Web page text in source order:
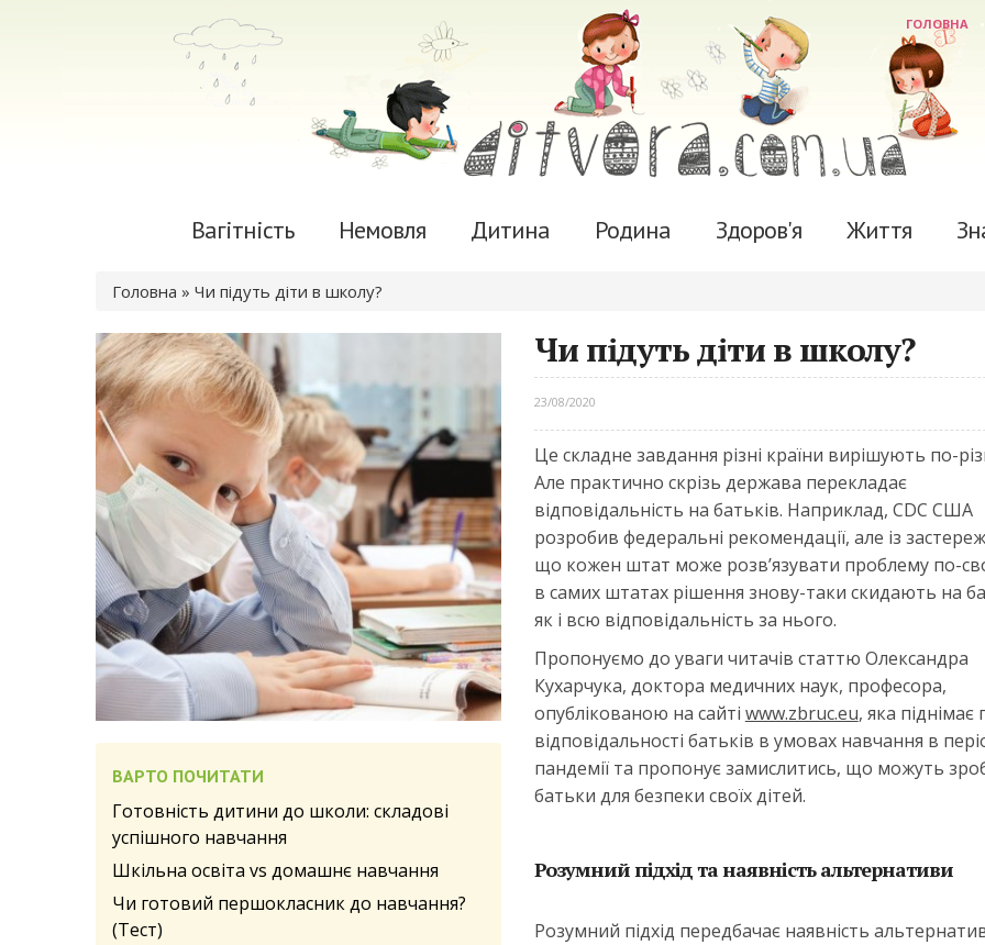
ГОЛОВНА
Вагітність Немовля Дитина Родина Здоров'я Життя
Ви є тут
Головна » Чи підуть діти в школу?
ВАРТО ПОЧИТАТИ
Готовність дитини до школи: складові
успішного навчання
Шкільна освіта vs домашнє навчання
Чи готовий першокласник до навчання?
(Тест)
Чи підуть діти в школу?
23/08/2020
Це складне завдання різні країни вирішують по-
Але практично скрізь держава перекладає
відповідальність на батьків. Наприклад, CDC США
розробив федеральні рекомендації, але із
що кожен штат може розв’язувати проблему по-
в самих штатах рішення знову-таки скидають на
як і всю відповідальність за нього.
Пропонуємо до уваги читачів статтю Олександра
Кухарчука, доктора медичних наук, професора,
опублікованою на сайті www.zbruc.eu, яка піднімає
відповідальності батьків в умовах навчання в
пандемії та пропонує замислитись, що можуть
батьки для безпеки своїх дітей.
Розумний підхід та наявність альтернативи
Розумний підхід передбачає наявність